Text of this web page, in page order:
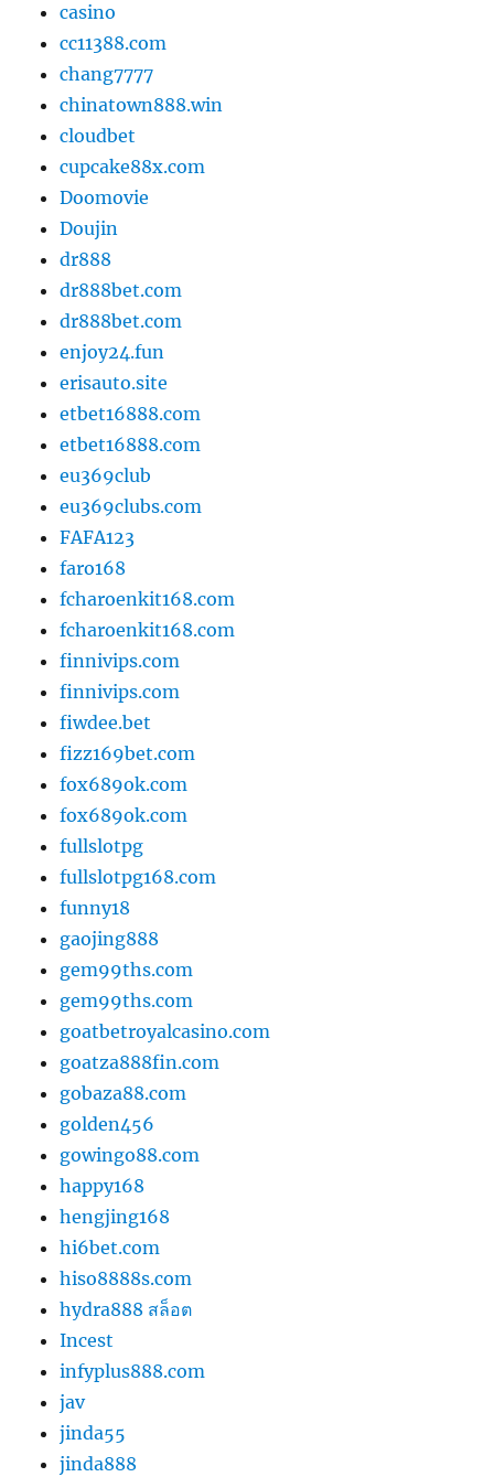
casino
cc11388.com
chang7777
chinatown888.win
cloudbet
cupcake88x.com
Doomovie
Doujin
dr888
dr888bet.com
dr888bet.com
enjoy24.fun
erisauto.site
etbet16888.com
etbet16888.com
eu369club
eu369clubs.com
FAFA123
faro168
fcharoenkit168.com
fcharoenkit168.com
finnivips.com
finnivips.com
fiwdee.bet
fizz169bet.com
fox689ok.com
fox689ok.com
fullslotpg
fullslotpg168.com
funny18
gaojing888
gem99ths.com
gem99ths.com
goatbetroyalcasino.com
goatza888fin.com
gobaza88.com
golden456
gowingo88.com
happy168
hengjing168
hi6bet.com
hiso8888s.com
hydra888 สล็อต
Incest
infyplus888.com
jav
jinda55
jinda888